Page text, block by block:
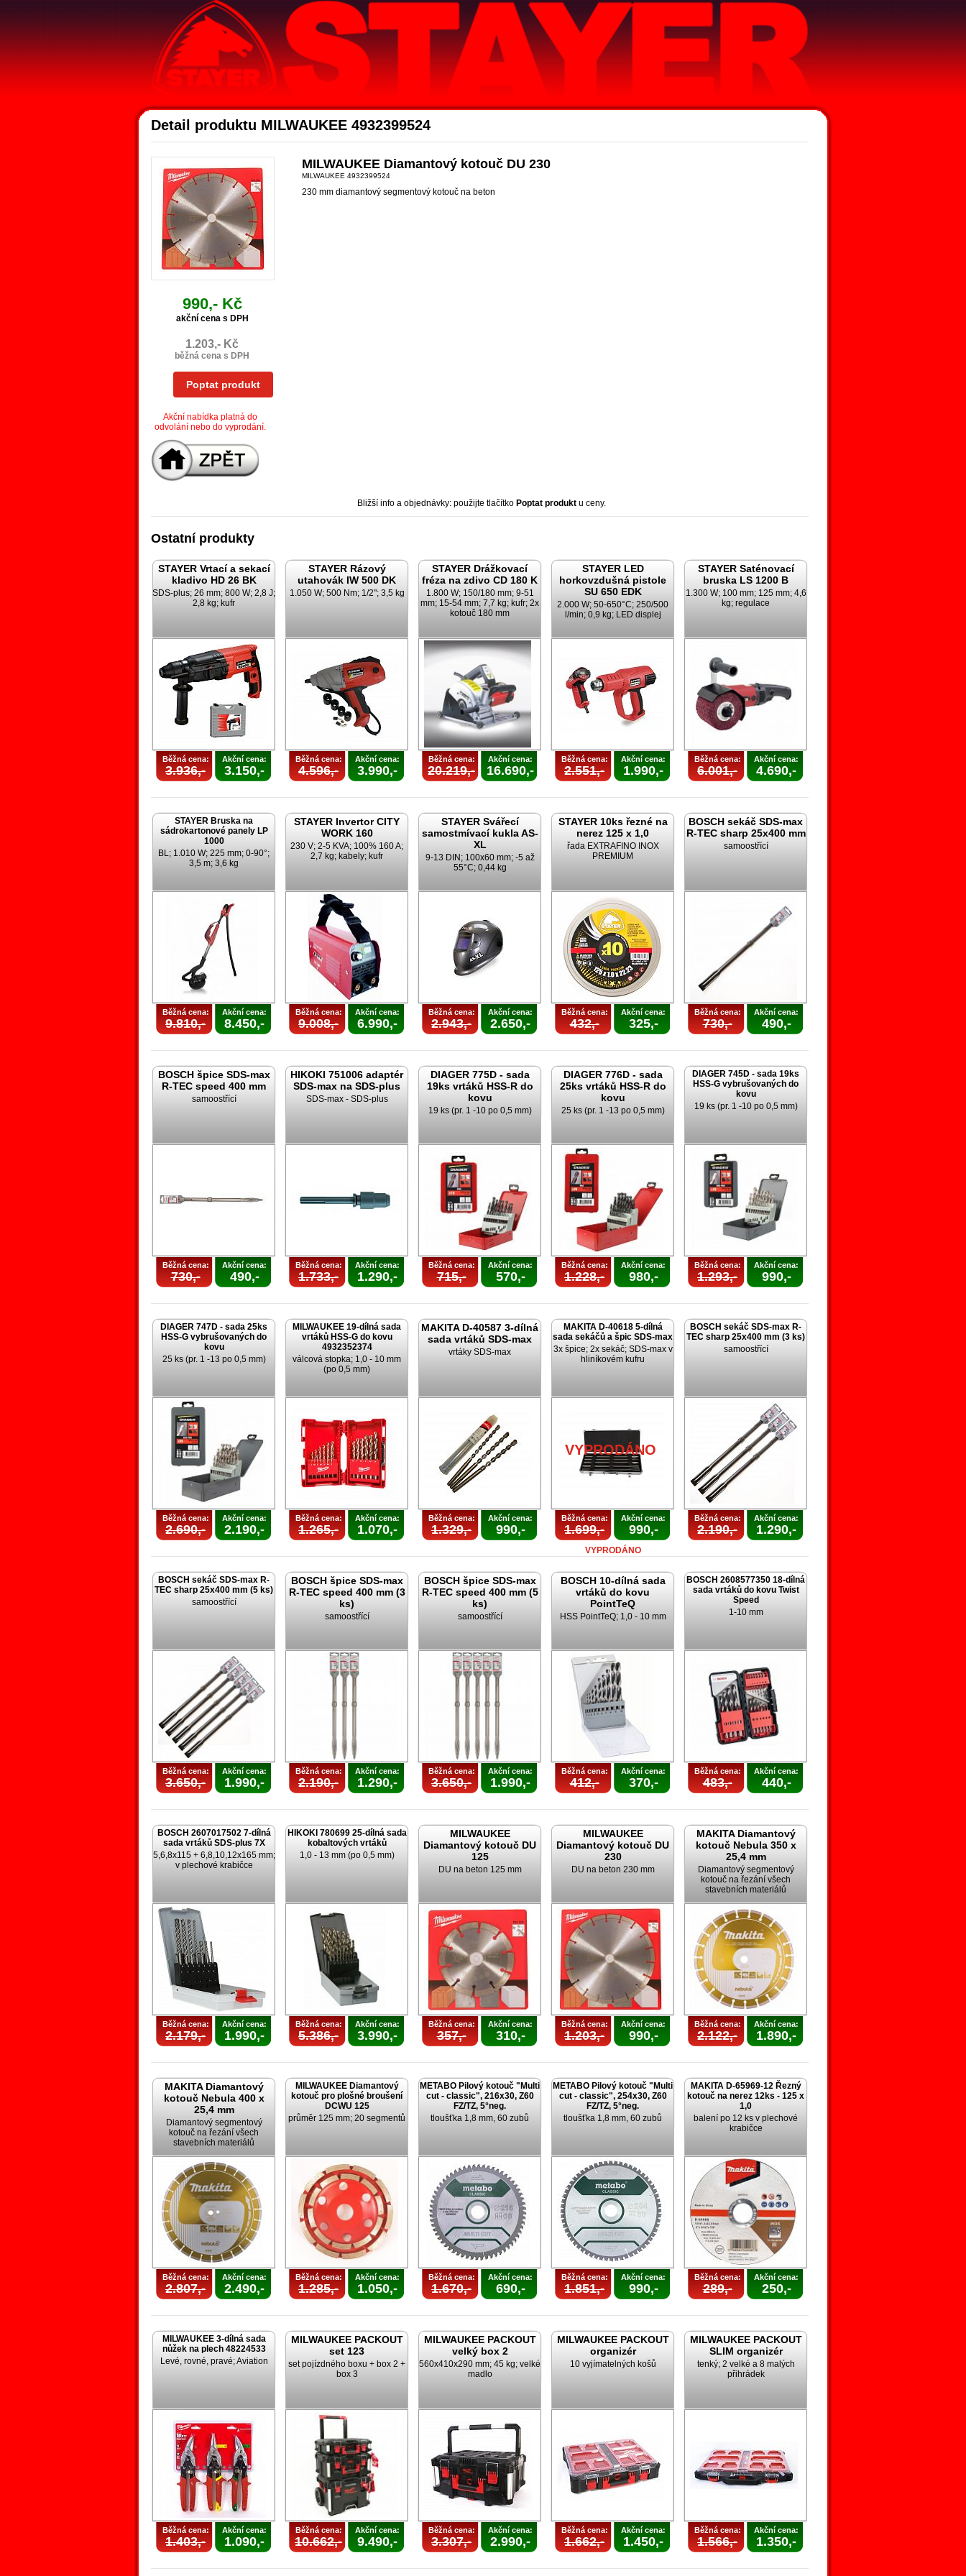
Akce Stayer
Detail produktu MILWAUKEE 4932399524
990,- Kč
akční cena s DPH
1.203,- Kč
běžná cena s DPH
Poptat produkt
Akční nabídka platná do
odvolání nebo do vyprodání.
MILWAUKEE Diamantový kotouč DU 230
MILWAUKEE 4932399524
230 mm diamantový segmentový kotouč na beton
Bližší info a objednávky: použijte tlačítko Poptat produktu ceny.
Ostatní produkty
STAYER Vrtací a sekací
kladivo HD 26 BK
SDS-plus; 26 mm; 800 W; 2,8 J;
2,8 kg; kufr
Běžná cena:
3.936,-
Akční cena:
3.150,-
STAYER Rázový
utahovák IW 500 DK
1.050 W; 500 Nm; 1/2"; 3,5 kg
Běžná cena:
4.596,-
Akční cena:
3.990,-
STAYER Drážkovací
fréza na zdivo CD 180 K
1.800 W; 150/180 mm; 9-51
mm; 15-54 mm; 7,7 kg; kufr; 2x
kotouč 180 mm
Běžná cena:
20.219,-
Akční cena:
16.690,-
STAYER LED
horkovzdušná pistole
SU 650 EDK
2.000 W; 50-650°C; 250/500
l/min; 0,9 kg; LED displej
Běžná cena:
2.551,-
Akční cena:
1.990,-
STAYER Saténovací
bruska LS 1200 B
1.300 W; 100 mm; 125 mm; 4,6
kg; regulace
Běžná cena:
6.001,-
Akční cena:
4.690,-
STAYER Bruska na
sádrokartonové panely LP
1000
BL; 1.010 W; 225 mm; 0-90°;
3,5 m; 3,6 kg
Běžná cena:
9.810,-
Akční cena:
8.450,-
STAYER Invertor CITY
WORK 160
230 V; 2-5 KVA; 100% 160 A;
2,7 kg; kabely; kufr
Běžná cena:
9.008,-
Akční cena:
6.990,-
STAYER Svářecí
samostmívací kukla AS-
XL
9-13 DIN; 100x60 mm; -5 až
55°C; 0,44 kg
Běžná cena:
2.943,-
Akční cena:
2.650,-
STAYER 10ks řezné na
nerez 125 x 1,0
řada EXTRAFINO INOX
PREMIUM
Běžná cena:
432,-
Akční cena:
325,-
BOSCH sekáč SDS-max
R-TEC sharp 25x400 mm
samoostřící
Běžná cena:
730,-
Akční cena:
490,-
BOSCH špice SDS-max
R-TEC speed 400 mm
samoostřící
Běžná cena:
730,-
Akční cena:
490,-
HIKOKI 751006 adaptér
SDS-max na SDS-plus
SDS-max - SDS-plus
Běžná cena:
1.733,-
Akční cena:
1.290,-
DIAGER 775D - sada
19ks vrtáků HSS-R do
kovu
19 ks (pr. 1 -10 po 0,5 mm)
Běžná cena:
715,-
Akční cena:
570,-
DIAGER 776D - sada
25ks vrtáků HSS-R do
kovu
25 ks (pr. 1 -13 po 0,5 mm)
Běžná cena:
1.228,-
Akční cena:
980,-
DIAGER 745D - sada 19ks
HSS-G vybrušovaných do
kovu
19 ks (pr. 1 -10 po 0,5 mm)
Běžná cena:
1.293,-
Akční cena:
990,-
DIAGER 747D - sada 25ks
HSS-G vybrušovaných do
kovu
25 ks (pr. 1 -13 po 0,5 mm)
Běžná cena:
2.690,-
Akční cena:
2.190,-
MILWAUKEE 19-dílná sada
vrtáků HSS-G do kovu
4932352374
válcová stopka; 1,0 - 10 mm
(po 0,5 mm)
Běžná cena:
1.265,-
Akční cena:
1.070,-
MAKITA D-40587 3-dílná
sada vrtáků SDS-max
vrtáky SDS-max
Běžná cena:
1.329,-
Akční cena:
990,-
MAKITA D-40618 5-dílná
sada sekáčů a špic SDS-max
3x špice; 2x sekáč; SDS-max v
hliníkovém kufru
VYPRODÁNO
Běžná cena:
1.699,-
Akční cena:
990,-
VYPRODÁNO
BOSCH sekáč SDS-max R-
TEC sharp 25x400 mm (3 ks)
samoostřící
Běžná cena:
2.190,-
Akční cena:
1.290,-
BOSCH sekáč SDS-max R-
TEC sharp 25x400 mm (5 ks)
samoostřící
Běžná cena:
3.650,-
Akční cena:
1.990,-
BOSCH špice SDS-max
R-TEC speed 400 mm (3
ks)
samoostřící
Běžná cena:
2.190,-
Akční cena:
1.290,-
BOSCH špice SDS-max
R-TEC speed 400 mm (5
ks)
samoostřící
Běžná cena:
3.650,-
Akční cena:
1.990,-
BOSCH 10-dílná sada
vrtáků do kovu
PointTeQ
HSS PointTeQ; 1,0 - 10 mm
Běžná cena:
412,-
Akční cena:
370,-
BOSCH 2608577350 18-dílná
sada vrtáků do kovu Twist
Speed
1-10 mm
Běžná cena:
483,-
Akční cena:
440,-
BOSCH 2607017502 7-dílná
sada vrtáků SDS-plus 7X
5,6,8x115 + 6,8,10,12x165 mm;
v plechové krabičce
Běžná cena:
2.179,-
Akční cena:
1.990,-
HIKOKI 780699 25-dílná sada
kobaltových vrtáků
1,0 - 13 mm (po 0,5 mm)
Běžná cena:
5.386,-
Akční cena:
3.990,-
MILWAUKEE
Diamantový kotouč DU
125
DU na beton 125 mm
Běžná cena:
357,-
Akční cena:
310,-
MILWAUKEE
Diamantový kotouč DU
230
DU na beton 230 mm
Běžná cena:
1.203,-
Akční cena:
990,-
MAKITA Diamantový
kotouč Nebula 350 x
25,4 mm
Diamantový segmentový
kotouč na řezání všech
stavebních materiálů
Běžná cena:
2.122,-
Akční cena:
1.890,-
MAKITA Diamantový
kotouč Nebula 400 x
25,4 mm
Diamantový segmentový
kotouč na řezání všech
stavebních materiálů
Běžná cena:
2.807,-
Akční cena:
2.490,-
MILWAUKEE Diamantový
kotouč pro plošné broušení
DCWU 125
průměr 125 mm; 20 segmentů
Běžná cena:
1.285,-
Akční cena:
1.050,-
METABO Pilový kotouč "Multi
cut - classic", 216x30, Z60
FZ/TZ, 5°neg.
tloušťka 1,8 mm, 60 zubů
Běžná cena:
1.670,-
Akční cena:
690,-
METABO Pilový kotouč "Multi
cut - classic", 254x30, Z60
FZ/TZ, 5°neg.
tloušťka 1,8 mm, 60 zubů
Běžná cena:
1.851,-
Akční cena:
990,-
MAKITA D-65969-12 Řezný
kotouč na nerez 12ks - 125 x
1,0
balení po 12 ks v plechové
krabičce
Běžná cena:
289,-
Akční cena:
250,-
MILWAUKEE 3-dílná sada
nůžek na plech 48224533
Levé, rovné, pravé; Aviation
Běžná cena:
1.403,-
Akční cena:
1.090,-
MILWAUKEE PACKOUT
set 123
set pojízdného boxu + box 2 +
box 3
Běžná cena:
10.662,-
Akční cena:
9.490,-
MILWAUKEE PACKOUT
velký box 2
560x410x290 mm; 45 kg; velké
madlo
Běžná cena:
3.307,-
Akční cena:
2.990,-
MILWAUKEE PACKOUT
organizér
10 vyjímatelných košů
Běžná cena:
1.662,-
Akční cena:
1.450,-
MILWAUKEE PACKOUT
SLIM organizér
tenký; 2 velké a 8 malých
přihrádek
Běžná cena:
1.566,-
Akční cena:
1.350,-